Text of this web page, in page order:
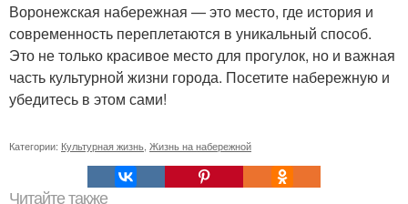
Воронежская набережная — это место, где история и
современность переплетаются в уникальный способ.
Это не только красивое место для прогулок, но и важная
часть культурной жизни города. Посетите набережную и
убедитесь в этом сами!
Категории: Культурная жизнь Жизнь на набережной
Читайте также